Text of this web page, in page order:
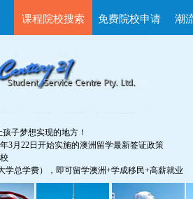
课程院校搜索 免费院校申请 潮